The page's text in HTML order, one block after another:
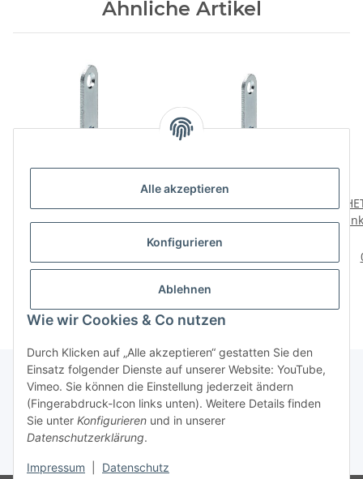
Alle akzeptieren
Konfigurieren
Ablehnen
Wie wir Cookies & Co nutzen
Durch Klicken auf „Alle akzeptieren“ gestatten Sie den
Einsatz folgender Dienste auf unserer Website: YouTube,
Vimeo. Sie können die Einstellung jederzeit ändern
(Fingerabdruck-Icon links unten). Weitere Details finden
Sie unter Konfigurieren und in unserer
Datenschutzerklärung.
Impressum Datenschutz
Ähnliche Artikel
rechts 30 x 40 x 10mm
rechts, 10 x 40 x 30 x 1,5
mm, Stahl verzinkt, 25
39,95 €
Über uns